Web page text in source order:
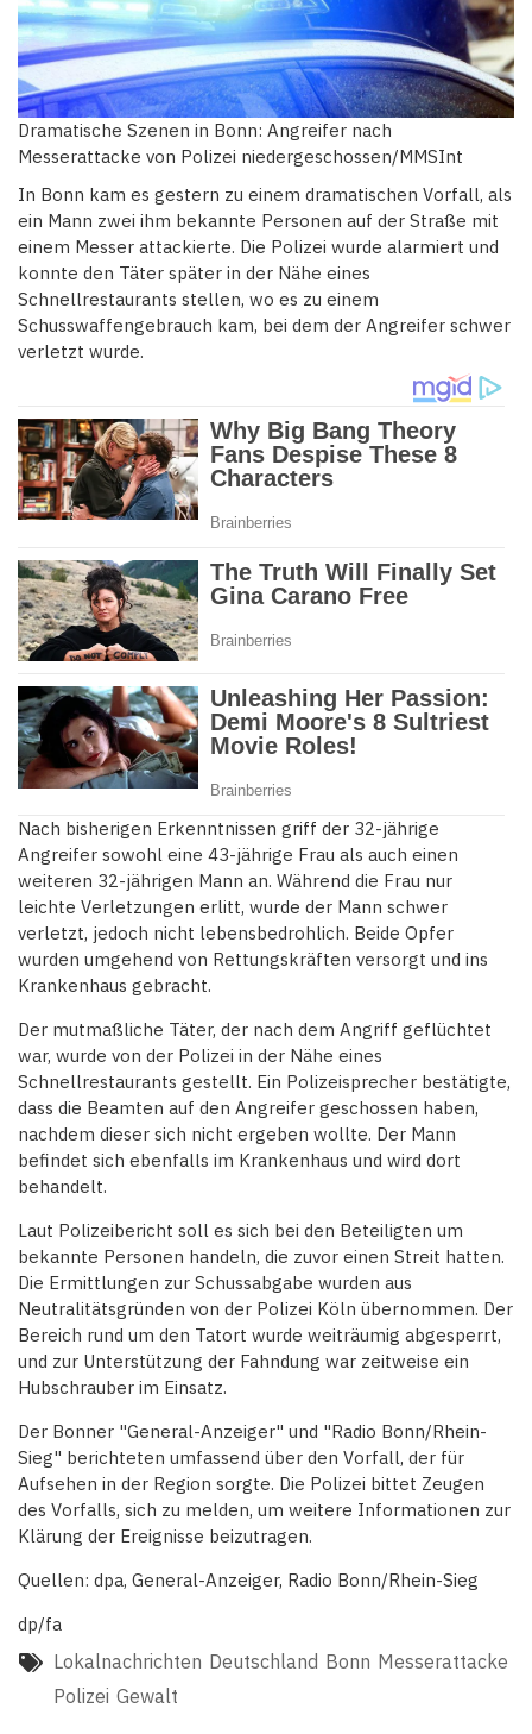
Dramatische Szenen in Bonn: Angreifer nach
Messerattacke von Polizei niedergeschossen/MMSInt
In Bonn kam es gestern zu einem dramatischen Vorfall, als
ein Mann zwei ihm bekannte Personen auf der Straße mit
einem Messer attackierte. Die Polizei wurde alarmiert und
konnte den Täter später in der Nähe eines
Schnellrestaurants stellen, wo es zu einem
Schusswaffengebrauch kam, bei dem der Angreifer schwer
verletzt wurde.
Nach bisherigen Erkenntnissen griff der 32-jährige
Angreifer sowohl eine 43-jährige Frau als auch einen
weiteren 32-jährigen Mann an. Während die Frau nur
leichte Verletzungen erlitt, wurde der Mann schwer
verletzt, jedoch nicht lebensbedrohlich. Beide Opfer
wurden umgehend von Rettungskräften versorgt und ins
Krankenhaus gebracht.
Der mutmaßliche Täter, der nach dem Angriff geflüchtet
war, wurde von der Polizei in der Nähe eines
Schnellrestaurants gestellt. Ein Polizeisprecher bestätigte,
dass die Beamten auf den Angreifer geschossen haben,
nachdem dieser sich nicht ergeben wollte. Der Mann
befindet sich ebenfalls im Krankenhaus und wird dort
behandelt.
Laut Polizeibericht soll es sich bei den Beteiligten um
bekannte Personen handeln, die zuvor einen Streit hatten.
Die Ermittlungen zur Schussabgabe wurden aus
Neutralitätsgründen von der Polizei Köln übernommen. Der
Bereich rund um den Tatort wurde weiträumig abgesperrt,
und zur Unterstützung der Fahndung war zeitweise ein
Hubschrauber im Einsatz.
Der Bonner "General-Anzeiger" und "Radio Bonn/Rhein-
Sieg" berichteten umfassend über den Vorfall, der für
Aufsehen in der Region sorgte. Die Polizei bittet Zeugen
des Vorfalls, sich zu melden, um weitere Informationen zur
Klärung der Ereignisse beizutragen.
Quellen: dpa, General-Anzeiger, Radio Bonn/Rhein-Sieg
dp/fa
Lokalnachrichten Deutschland Bonn Messerattacke
Polizei Gewalt